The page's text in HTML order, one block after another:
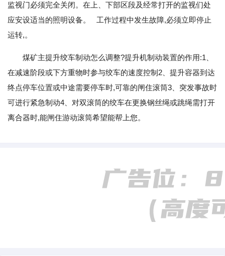
监视门必须完全关闭。在上、下部区段及经常打开的监视们处
应安设适当的照明设备。 工作过程中发生故障,必须立即停止
运转,。
煤矿主提升绞车制动怎么调整?提升机制动装置的作用:1、
在减速阶段或下方重物时参与绞车的速度控制2、提升容器到达
终点停车位置或中途需要停车时,可靠的闸住滚筒3、突发事故时
可进行紧急制动4、对双滚筒的绞车在更换钢丝绳或跳绳需打开
离合器时,能闸住游动滚筒希望能帮上您。